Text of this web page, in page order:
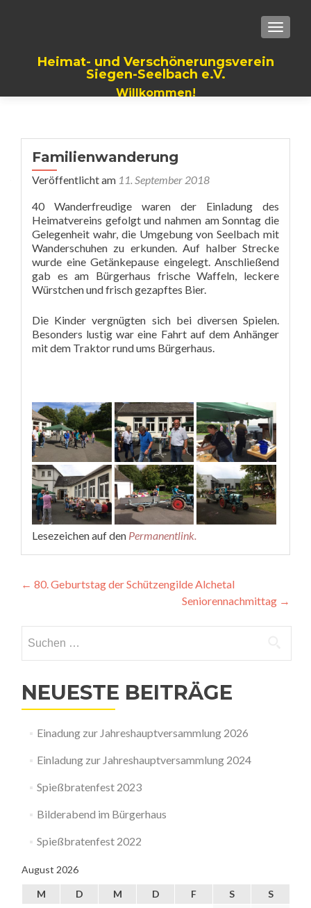
Heimat- und Verschönerungsverein
Siegen-Seelbach e.V.
Willkommen!
Familienwanderung
Veröffentlicht am 11. September 2018
40 Wanderfreudige waren der Einladung des
Heimatvereins gefolgt und nahmen am Sonntag die
Gelegenheit wahr, die Umgebung von Seelbach mit
Wanderschuhen zu erkunden. Auf halber Strecke
wurde eine Getänkepause eingelegt. Anschließend
gab es am Bürgerhaus frische Waffeln, leckere
Würstchen und frisch gezapftes Bier.
Die Kinder vergnügten sich bei diversen Spielen.
Besonders lustig war eine Fahrt auf dem Anhänger
mit dem Traktor rund ums Bürgerhaus.
Lesezeichen auf den Permanentlink.
Beitragsnavigation
← 80. Geburtstag der Schützengilde Alchetal
Seniorennachmittag →
nach:
NEUESTE BEITRÄGE
Einadung zur Jahreshauptversammlung 2026
Einladung zur Jahreshauptversammlung 2024
Spießbratenfest 2023
Bilderabend im Bürgerhaus
Spießbratenfest 2022
August 2026
M D M D F S
S